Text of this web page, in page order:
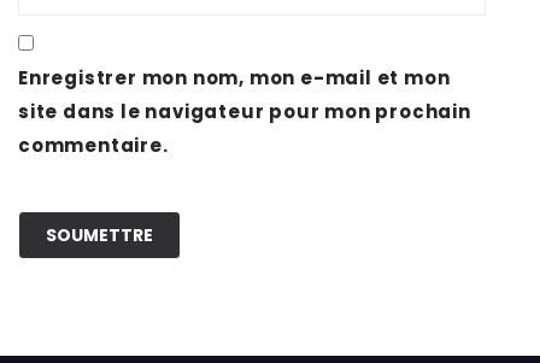
Enregistrer mon nom, mon e-mail et mon
site dans le navigateur pour mon prochain
commentaire.